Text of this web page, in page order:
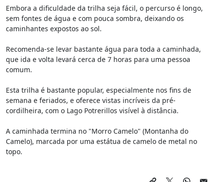
Embora a dificuldade da trilha seja fácil, o percurso é longo,
sem fontes de água e com pouca sombra, deixando os
caminhantes expostos ao sol.
Recomenda-se levar bastante água para toda a caminhada,
que ida e volta levará cerca de 7 horas para uma pessoa
comum.
Esta trilha é bastante popular, especialmente nos fins de
semana e feriados, e oferece vistas incríveis da pré-
cordilheira, com o Lago Potrerillos visível à distância.
A caminhada termina no "Morro Camelo" (Montanha do
Camelo), marcada por uma estátua de camelo de metal no
topo.